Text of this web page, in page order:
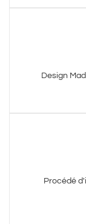
Design
Procédé